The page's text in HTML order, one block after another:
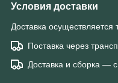
Условия доставки
Доставка осуществляется
Поставка через
Доставка и сборка —